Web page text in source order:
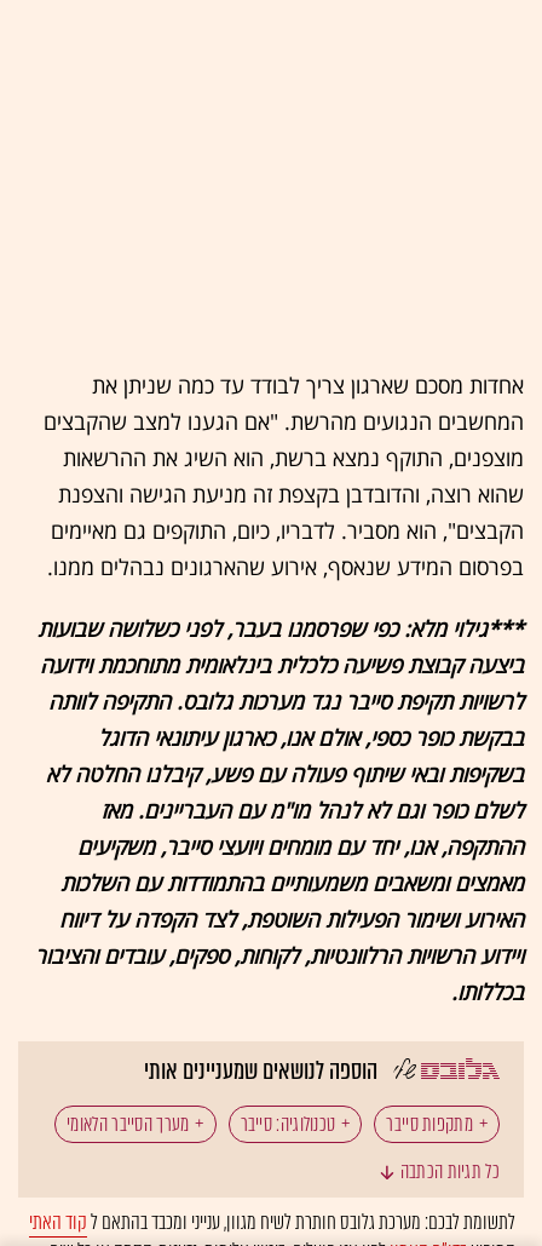
אחדות מסכם שארגון צריך לבודד עד כמה שניתן את
המחשבים הנגועים מהרשת. "אם הגענו למצב שהקבצים
מוצפנים, התוקף נמצא ברשת, הוא השיג את ההרשאות
שהוא רוצה, והדובדבן בקצפת זה מניעת הגישה והצפנת
הקבצים", הוא מסביר. לדבריו, כיום, התוקפים גם מאיימים
בפרסום המידע שנאסף, אירוע שהארגונים נבהלים ממנו.
***גילוי מלא: כפי שפרסמנו בעבר, לפני כשלושה שבועות
ביצעה קבוצת פשיעה כלכלית בינלאומית מתוחכמת וידועה
לרשויות תקיפת סייבר נגד מערכות גלובס. התקיפה לוותה
בבקשת כופר כספי, אולם אנו, כארגון עיתונאי הדוגל
בשקיפות ובאי שיתוף פעולה עם פשע, קיבלנו החלטה לא
לשלם כופר וגם לא לנהל מו"מ עם העבריינים. מאז
ההתקפה, אנו, יחד עם מומחים ויועצי סייבר, משקיעים
מאמצים ומשאבים משמעותיים בהתמודדות עם השלכות
האירוע ושימור הפעילות השוטפת, לצד הקפדה על דיווח
ויידוע הרשויות הרלוונטיות, לקוחות, ספקים, עובדים והציבור
בכללותו.
הוספה לנושאים שמעניינים אותי
מתקפות סייבר טכנולוגיה: סייבר מערך הסייבר הלאומי
כל תגיות הכתבה
לתשומת לבכם: מערכת גלובס חותרת לשיח מגוון, ענייני ומכבד בהתאם לקוד האתי